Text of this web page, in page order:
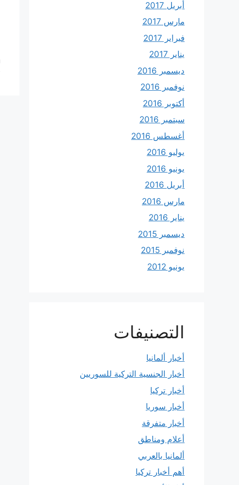
أبريل 2017
مارس 2017
فبراير 2017
يناير 2017
ديسمبر 2016
نوفمبر 2016
أكتوبر 2016
سبتمبر 2016
أغسطس 2016
يوليو 2016
يونيو 2016
أبريل 2016
مارس 2016
يناير 2016
ديسمبر 2015
نوفمبر 2015
يونيو 2012
التصنيفات
أخبار ألمانيا
أخبار الجنسية التركية للسوريين
أخبار تركيا
أخبار سوريا
أخبار متفرقة
أعلام ومناطق
ألمانيا بالعربي
أهم أخبار تركيا